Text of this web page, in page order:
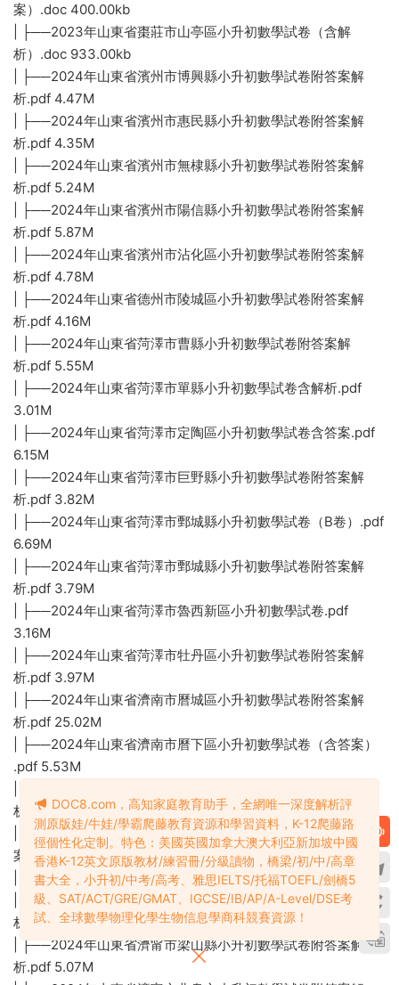
案）.doc 400.00kb
| ├──2023年山東省棗莊市山亭區小升初數學試卷（含解
析）.doc 933.00kb
| ├──2024年山東省濱州市博興縣小升初數學試卷附答案解
析.pdf 4.47M
| ├──2024年山東省濱州市惠民縣小升初數學試卷附答案解
析.pdf 4.35M
| ├──2024年山東省濱州市無棣縣小升初數學試卷附答案解
析.pdf 5.24M
| ├──2024年山東省濱州市陽信縣小升初數學試卷附答案解
析.pdf 5.87M
| ├──2024年山東省濱州市沾化區小升初數學試卷附答案解
析.pdf 4.78M
| ├──2024年山東省德州市陵城區小升初數學試卷附答案解
析.pdf 4.16M
| ├──2024年山東省菏澤市曹縣小升初數學試卷附答案解
析.pdf 5.55M
| ├──2024年山東省菏澤市單縣小升初數學試卷含解析.pdf
3.01M
| ├──2024年山東省菏澤市定陶區小升初數學試卷含答案.pdf
6.15M
| ├──2024年山東省菏澤市巨野縣小升初數學試卷附答案解
析.pdf 3.82M
| ├──2024年山東省菏澤市鄄城縣小升初數學試卷（B卷）.pdf
6.69M
| ├──2024年山東省菏澤市鄄城縣小升初數學試卷附答案解
析.pdf 3.79M
| ├──2024年山東省菏澤市魯西新區小升初數學試卷.pdf
3.16M
| ├──2024年山東省菏澤市牡丹區小升初數學試卷附答案解
析.pdf 3.97M
| ├──2024年山東省濟南市曆城區小升初數學試卷附答案解
析.pdf 25.02M
| ├──2024年山東省濟南市曆下區小升初數學試卷（含答案）
.pdf 5.53M
析.pdf 5.03M
| ├──2024年山東省濟南市天橋區小升初數學試卷（含答
案）.pdf 5.21M
| ├──2024年山東省濟南市章丘區小升初數學試卷.pdf 5.08M
| ├──2024年山東省濟甯市金鄉縣小升初數學試卷附答案解
析.pdf 3.71M
| ├──2024年山東省濟甯市梁山縣小升初數學試卷附答案解
析.pdf 5.07M
DOC8.com，高知家庭教育助手，全網唯一深度解析評
測原版娃/牛娃/學霸爬藤教育資源和學習資料，K-12爬藤路
徑個性化定制。特色：美國英國加拿大澳大利亞新加坡中國
香港K-12英文原版教材/練習冊/分級讀物，橋梁/初/中/高章
書大全，小升初/中考/高考、雅思IELTS/托福TOEFL/劍橋5
級、SAT/ACT/GRE/GMAT、IGCSE/IB/AP/A-Level/DSE考
試、全球數學物理化學生物信息學商科競賽資源！